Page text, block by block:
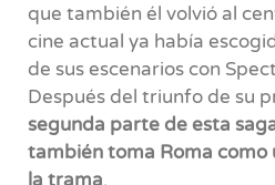
que también él volvió al
cine actual ya había
de sus escenarios con
Después del triunfo de su
segunda parte de esta
también toma Roma como
la trama.